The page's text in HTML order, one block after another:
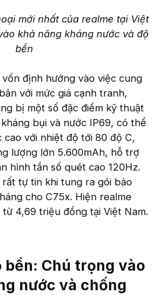
mới nhất của realme tại Việt
khả năng kháng nước và độ
bền
định hướng vào việc cung
với mức giá cạnh tranh,
bị một số đặc điểm kỹ thuật
bụi và nước IP69, có thể
với nhiệt độ tới 80 độ C,
lượng lớn 5.600mAh, hỗ trợ
hình tần số quét cao 120Hz.
tự tin khi tung ra gói bảo
cho C75x. Hiện realme
4,69 triệu đồng tại Việt Nam.
bền: Chú trọng vào
nước và chống